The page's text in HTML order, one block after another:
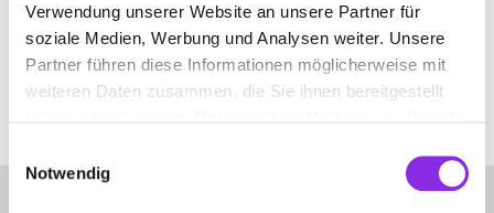
Verwendung unserer Website an unsere Partner für
soziale Medien, Werbung und Analysen weiter. Unsere
Partner führen diese Informationen möglicherweise mit
weiteren Daten zusammen, die Sie ihnen bereitgestellt
Notwendig
SERVICE & DIENSTLEISTUNGEN
SPORT & FREIZEIT
ES WURDE NICHTS GEFUNDEN.